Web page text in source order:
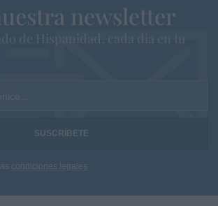
newsletter
de Hispanidad, cada dia en tu
condiciones legales